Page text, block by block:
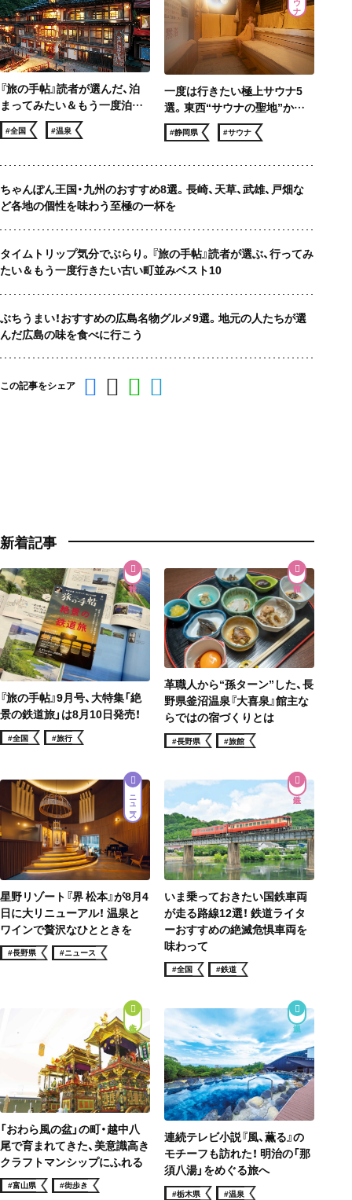
『旅の手帖』読者が選んだ、泊
まってみたい＆もう一度泊ま
りたい 温泉宿ベスト10
#全国 #温泉
一度は行きたい極上サウナ5
選。東西“サウナの聖地”から
サウナー憧れのロケ地まで、冬
でも滝汗！
#静岡県 #サウナ
ちゃんぽん王国・九州のおすすめ8選。長崎、天草、武雄、戸畑な
ど各地の個性を味わう至極の一杯を
タイムトリップ気分でぶらり。『旅の手帖』読者が選ぶ、行ってみ
たい＆もう一度行きたい古い町並みベスト10
ぶちうまい！おすすめの広島名物グルメ9選。地元の人たちが選
んだ広島の味を食べに行こう
この記事をシェア
新着記事
『旅の手帖』9月号、大特集「絶
景の鉄道旅」は8月10日発売！
#全国 #旅行
革職人から“孫ターン”した、長
野県釜沼温泉『大喜泉』館主な
らではの宿づくりとは
#長野県 #旅館
ニュース
星野リゾート『界 松本』が8月4
日に大リニューアル！ 温泉と
ワインで贅沢なひとときを
#長野県 #ニュース
いま乗っておきたい国鉄車両
が走る路線12選！ 鉄道ライタ
ーおすすめの絶滅危惧車両を
味わって
#全国 #鉄道
街歩き
「おわら風の盆」の町・越中八
尾で育まれてきた、美意識高き
クラフトマンシップにふれる
#富山県 #街歩き
連続テレビ小説『風、薫る』の
モチーフも訪れた！ 明治の「那
須八湯」をめぐる旅へ
#栃木県 #温泉